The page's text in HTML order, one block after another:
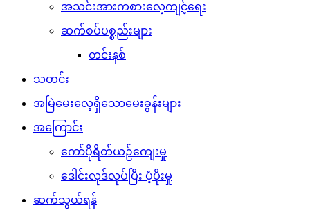
အသင်းအားကစားလေ့ကျင့်ရေး
ဆက်စပ်ပစ္စည်းများ
တင်းနစ်
သတင်း
အမြဲမေးလေ့ရှိသောမေးခွန်းများ
အကြောင်း
ကော်ပိုရိတ်ယဉ်ကျေးမှု
ဒေါင်းလုဒ်လုပ်ပြီး ပံ့ပိုးမှု
ဆက်သွယ်ရန်